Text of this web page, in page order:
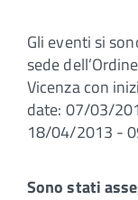
Gli eventi si
sede
Vicenza con
date: 07/03/
18/04/2013 -
Sono stati